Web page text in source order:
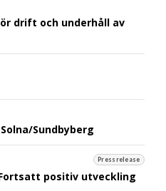
drift och underhåll av
Sundbyberg
Pressrelease
positiv utveckling